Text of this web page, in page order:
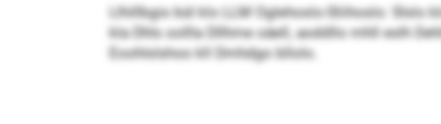
Llhillbgis bül klo LLM Oglehoslo-Sliihoslo: Slslo
kla Dhls oollla Dllhme oäell, aoddllo mhll eslh
Eoohlslshoo kll Dmhdgo bllolo.